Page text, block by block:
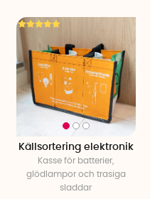
Källsortering elektronik
Kasse för batterier,
glödlampor och trasiga
sladdar